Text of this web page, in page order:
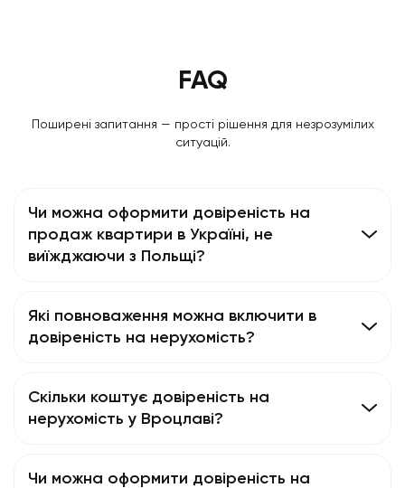
FAQ
Поширені запитання — прості рішення для незрозумілих
ситуацій.
Чи можна оформити довіреність на
продаж квартири в Україні, не
виїжджаючи з Польщі?
Які повноваження можна включити в
довіреність на нерухомість?
Скільки коштує довіреність на
нерухомість у Вроцлаві?
Чи можна оформити довіреність на